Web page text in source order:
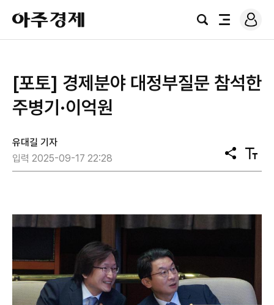
아
주
경
검
전
로
그
[포토] 경제분야 대정부질문 참석한
주병기·이억원
유대길 기자
입력 2025-09-17 22:28
공
유
텍
스